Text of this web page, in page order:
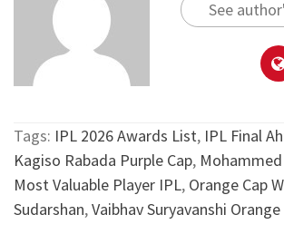
See
Tags: IPL 2026 Awards List, IPL Final
Kagiso Rabada Purple Cap,
Most Valuable Player IPL, Orange Cap
Sudarshan,Vaibhav Suryavanshi Orange